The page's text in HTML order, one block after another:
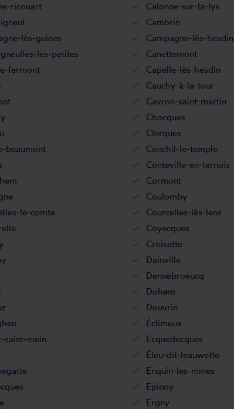
ricouart Calonne-sur-la-lys
Cambrin
lès-guines Campagne-lès-hesdin
les-petites Canettemont
fermont Capelle-lès-hesdin
Cauchy-à-la-tour
Cavron-saint-martin
Chocques
Clerques
beaumont Conchil-le-temple
Conteville-en-ternois
Cormont
Coulomby
le-comte Courcelles-lès-lens
Coyecques
Croisette
Dainville
Dennebroeucq
Dohem
Douvrin
Éclimeux
saint-mein Ecquedecques
Éleu-dit-leauwette
Enquin-les-mines
Epinoy
Ergny